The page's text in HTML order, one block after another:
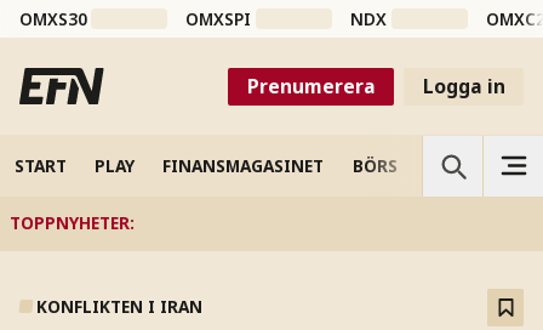
OMXS30 OMXSPI NDX
Prenumerera Logga in
START PLAY FINANSMAGASINET BÖRS VETENSKAP
TOPPNYHETER:
KONFLIKTEN I IRAN